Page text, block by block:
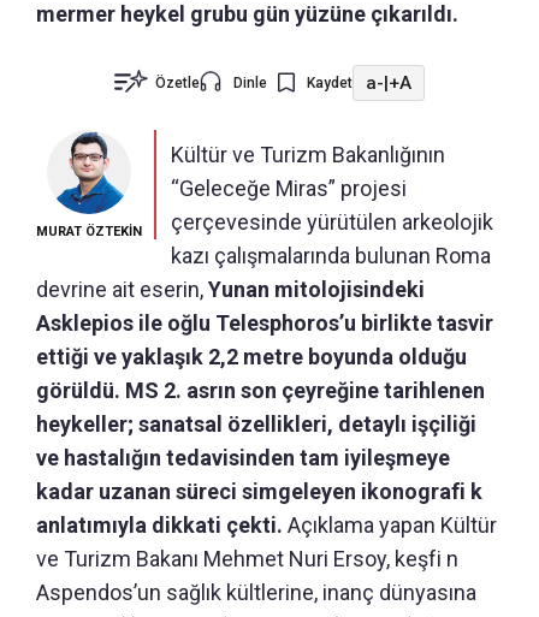
mermer heykel grubu gün yüzüne çıkarıldı.
Özetle Dinle Kaydet a-|+A
MURAT ÖZTEKİN
Kültür ve Turizm Bakanlığının
“Geleceğe Miras” projesi
çerçevesinde yürütülen arkeolojik
kazı çalışmalarında bulunan Roma
devrine ait eserin,Yunan mitolojisindeki
Asklepios ile oğlu Telesphoros’u birlikte tasvir
ettiği ve yaklaşık 2,2 metre boyunda olduğu
görüldü. MS 2. asrın son çeyreğine tarihlenen
heykeller; sanatsal özellikleri, detaylı işçiliği
ve hastalığın tedavisinden tam iyileşmeye
kadar uzanan süreci simgeleyen ikonografi k
anlatımıyla dikkati çekti. Açıklama yapan Kültür
ve Turizm Bakanı Mehmet Nuri Ersoy, keşfi n
Aspendos’un sağlık kültlerine, inanç dünyasına